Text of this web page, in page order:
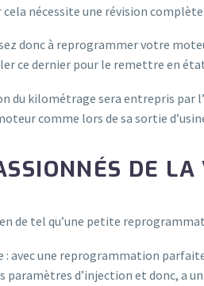
cela nécessite une révision
donc à reprogrammer votre
ce dernier pour le remettre en
du kilométrage sera entrepris
comme lors de sa sortie
DE LA
de tel qu’une petite
: avec une reprogrammation
paramètres d’injection et donc, a